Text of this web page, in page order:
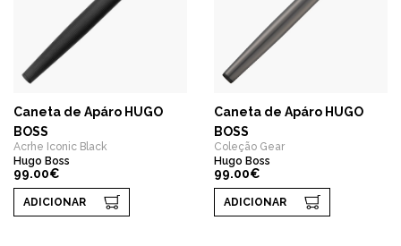
Caneta de Apáro HUGO
BOSS
Acrhe Iconic Black
Hugo Boss
99.00€
ADICIONAR
Caneta de Apáro HUGO
BOSS
Coleção Gear
Hugo Boss
99.00€
ADICIONAR